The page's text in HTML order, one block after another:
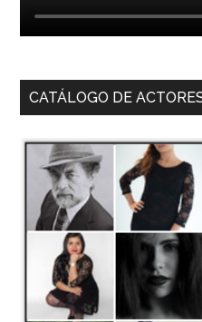
CATÁLOGO DE